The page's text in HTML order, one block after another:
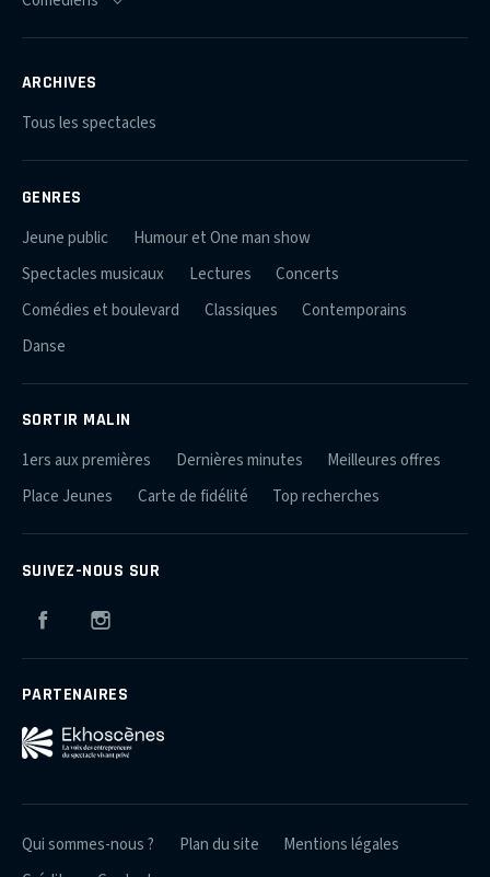
ARCHIVES
Tous les spectacles
GENRES
Jeune public
Humour et One man show
Spectacles musicaux
Lectures
Concerts
Comédies et boulevard
Classiques
Contemporains
Danse
SORTIR MALIN
1ers aux premières Dernières minutes
Meilleures offres
Place Jeunes
Carte de fidélité Top recherches
SUIVEZ-NOUS SUR
Facebook
PARTENAIRES
Qui sommes-nous ? Plan du site
Mentions légales